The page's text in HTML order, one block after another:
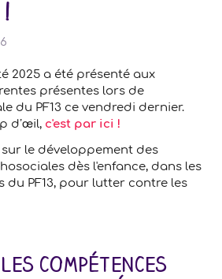
2025 a été présenté aux
présentes lors de
du PF13 ce vendredi dernier.
d’œil, c'est par ici !
le développement des
dès l'enfance, dans les
du PF13, pour lutter contre les
COMPÉTENCES